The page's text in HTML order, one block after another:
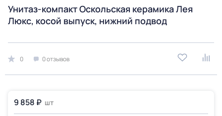
Унитаз-компакт Оскольская керамика Лея
Люкс, косой выпуск, нижний подвод
0 0 отзывов
9 858 ₽ шт